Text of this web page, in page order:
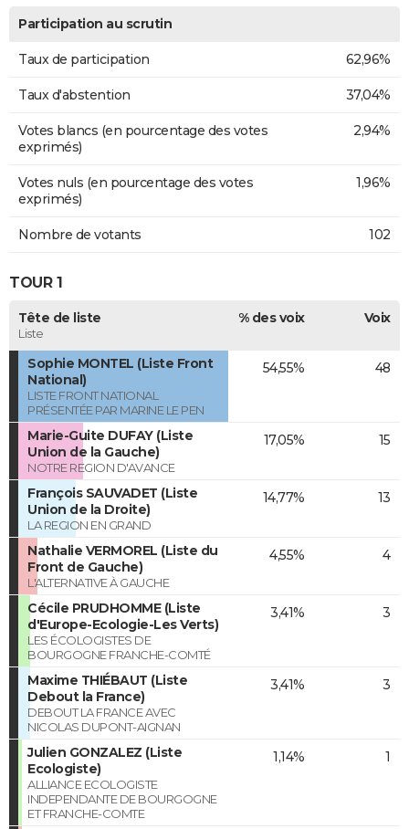
Participation au scrutin
Taux de participation 62,96%
Taux d'abstention 37,04%
Votes blancs (en pourcentage des votes
exprimés)
2,94%
Votes nuls (en pourcentage des votes
exprimés)
1,96%
Nombre de votants 102
TOUR 1
Tête de liste
Liste
% des voix Voix
Sophie MONTEL (Liste Front
National)
LISTE FRONT NATIONAL
PRÉSENTÉE PAR MARINE LE PEN
54,55% 48
Marie-Guite DUFAY (Liste
Union de la Gauche)
NOTRE REGION D'AVANCE
17,05% 15
François SAUVADET (Liste
Union de la Droite)
LA REGION EN GRAND
14,77% 13
Nathalie VERMOREL (Liste du
Front de Gauche)
L'ALTERNATIVE À GAUCHE
4,55% 4
Cécile PRUDHOMME (Liste
d'Europe-Ecologie-Les Verts)
LES ÉCOLOGISTES DE
BOURGOGNE FRANCHE-COMTÉ
3,41% 3
Maxime THIÉBAUT (Liste
Debout la France)
DEBOUT LA FRANCE AVEC
NICOLAS DUPONT-AIGNAN
3,41% 3
Julien GONZALEZ (Liste
Ecologiste)
ALLIANCE ECOLOGISTE
INDEPENDANTE DE BOURGOGNE
ET FRANCHE-COMTE
1,14% 1